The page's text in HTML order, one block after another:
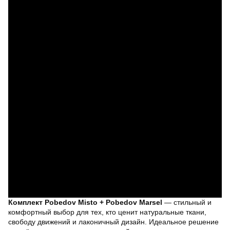
Комплект Pobedov Misto + Pobedov Marsel — стильный и
комфортный выбор для тех, кто ценит натуральные ткани,
свободу движений и лаконичный дизайн. Идеальное решение